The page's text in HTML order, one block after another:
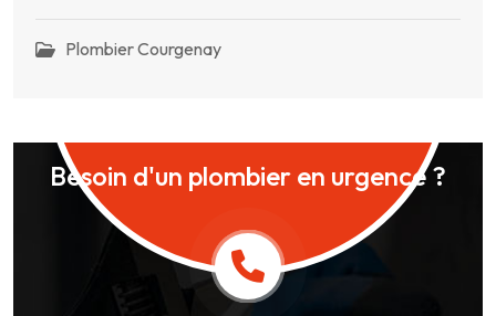
Plombier Courgenay
Besoin d'un plombier en urgence ?